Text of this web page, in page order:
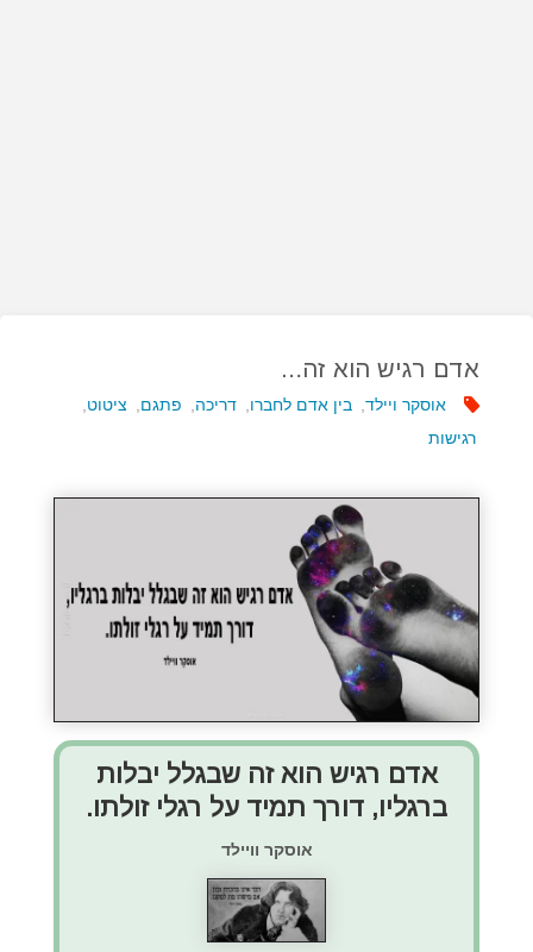
אדם רגיש הוא זה…
אוסקר ויילד בין אדם לחברו דריכה פתגם ציטוט
רגישות
אדם רגיש הוא זה שבגלל יבלות
ברגליו, דורך תמיד על רגלי זולתו.
אוסקר וויילד